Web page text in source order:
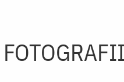
FOTOGRAFII